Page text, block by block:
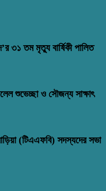
৩১ তম মৃত্যু বার্ষিকী পালিত
শুভেচ্ছা ও সৌজন্য সাক্ষাৎ
(টিএএফবি) সদস্যদের সভা